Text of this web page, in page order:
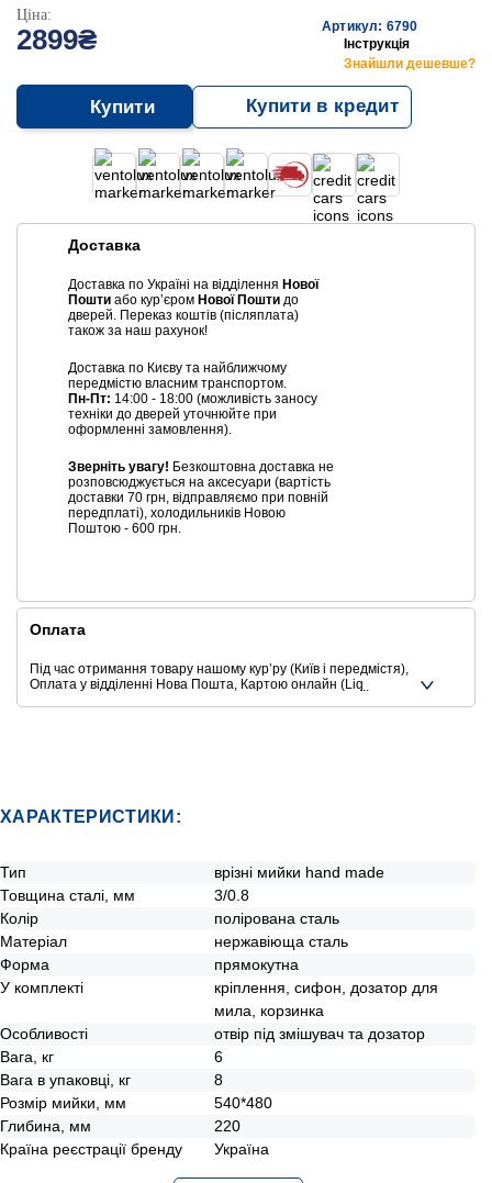
Ціна:
2899₴
Артикул: 6790
Інструкція
Знайшли дешевше?
Купити Купити в кредит
Доставка
Доставка по Україні на відділення Нової
Пошти або курʼєром Нової Пошти до
дверей. Переказ коштів (післяплата)
також за наш рахунок!
Доставка по Києву та найближчому
передмістю власним транспортом.
Пн-Пт: 14:00 - 18:00 (можливість заносу
техніки до дверей уточнюйте при
оформленні замовлення).
Зверніть увагу! Безкоштовна доставка не
розповсюджується на аксесуари (вартість
доставки 70 грн, відправляємо при повній
передплаті), холодильників Новою
Поштою - 600 грн.
Оплата
Під час отримання товару нашому курʼру (Київ і передмістя),
Оплата у відділенні Нова Пошта, Картою онлайн (Liqpay,
ХАРАКТЕРИСТИКИ:
Тип
врізні мийки hand made
Товщина сталі, мм
3/0.8
Колір
полірована сталь
Матеріал
нержавіюща сталь
Форма
прямокутна
У комплекті
кріплення, сифон, дозатор для
мила, корзинка
Особливості
отвір під змішувач та дозатор
Вага, кг
6
Вага в упаковці, кг
8
Розмір мийки, мм
540*480
Глибина, мм
220
Країна реєстрації бренду
Україна